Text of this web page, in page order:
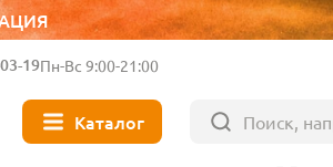
19Пн-Вс 9:00-21:00
Каталог